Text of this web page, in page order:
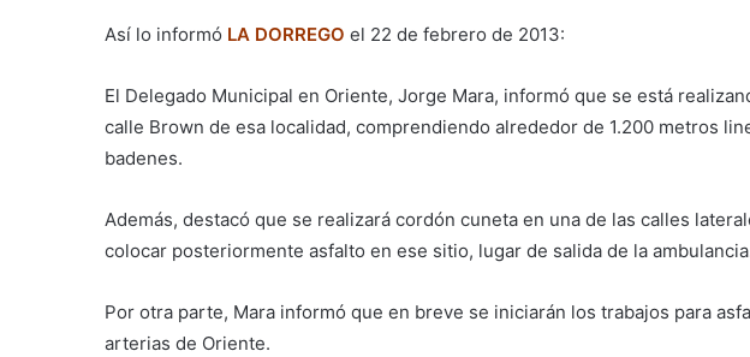
Así lo informó LA DORREGO el 22 de febrero de 2013:
El Delegado Municipal en Oriente, Jorge Mara, informó que se está
calle Brown de esa localidad, comprendiendo alrededor de 1.200 metros
badenes.
Además, destacó que se realizará cordón cuneta en una de las calles
colocar posteriormente asfalto en ese sitio, lugar de salida de la
Por otra parte, Mara informó que en breve se iniciarán los trabajos para
arterias de Oriente.